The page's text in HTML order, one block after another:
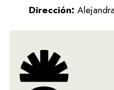
Dirección: